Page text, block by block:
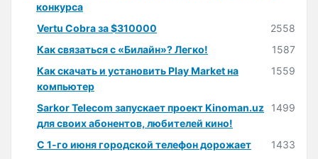
конкурса
Vertu Cobra за $310000
2558
Как связаться с «Билайн»? Легко!
1587
Как скачать и установить Play Market на
компьютер
1559
Sarkor Telecom запускает проект Kinoman.uz
для своих абонентов, любителей кино!
1499
С 1-го июня городской телефон дорожает
1433